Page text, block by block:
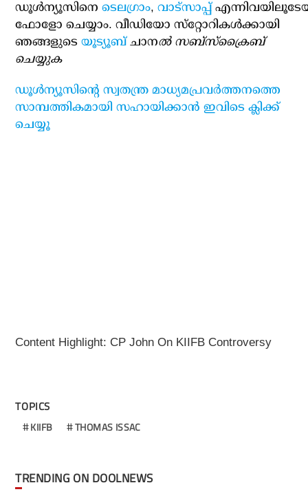
ഡൂള്‍ന്യൂസിനെടെലഗ്രാം,വാട്‌സാപ്പ്
ഫോളോ ചെയ്യാം. വീഡിയോ സ്‌റ്റോറികള്‍ക്കായി
ഞങ്ങളുടെയൂട്യൂബ്ചാനല്‍ സബ്‌സ്‌ക്രൈബ്
ചെയ്യുക
ഡൂള്‍ന്യൂസിന്റെ സ്വതന്ത്ര മാധ്യമപ്രവര്‍ത്തനത്തെ
സാമ്പത്തികമായി സഹായിക്കാന്‍ ഇവിടെ ക്ലിക്ക്
ചെയ്യൂ
Content Highlight: CP John On KIIFB Controversy
TOPICS
KIIFB THOMAS ISSAC
TRENDING ON DOOLNEWS